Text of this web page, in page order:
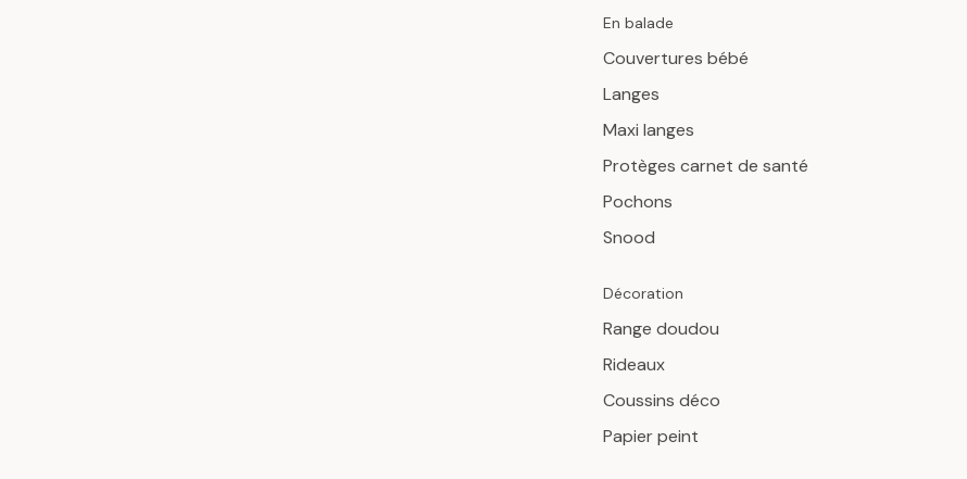
En balade
Couvertures bébé
Langes
Maxi langes
Protèges carnet de santé
Pochons
Snood
Décoration
Range doudou
Rideaux
Coussins déco
Papier peint